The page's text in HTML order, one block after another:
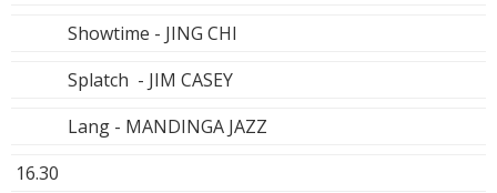
Showtime - JING CHI
Splatch - JIM CASEY
Lang - MANDINGA JAZZ
16.30